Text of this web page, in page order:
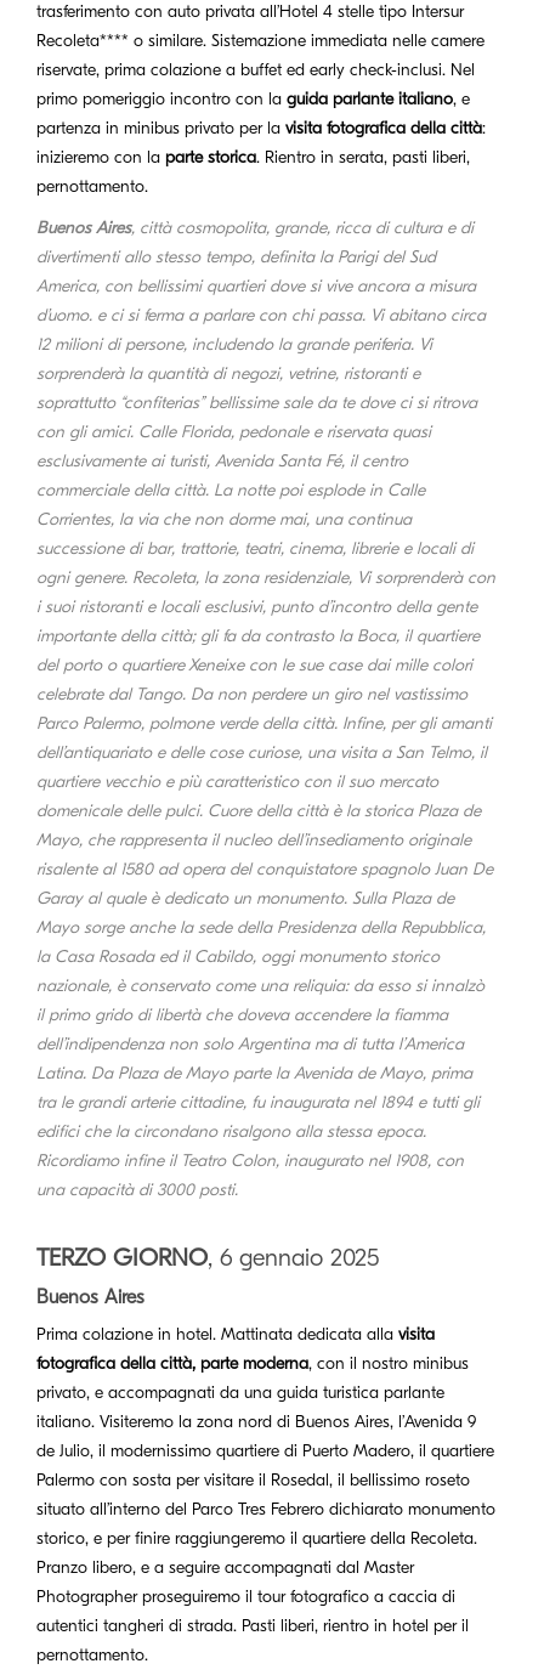
trasferimento con auto privata all’Hotel 4 stelle tipo Intersur
Recoleta**** o similare. Sistemazione immediata nelle camere
riservate, prima colazione a buffet ed early check-inclusi. Nel
primo pomeriggio incontro con la guida parlante italiano, e
partenza in minibus privato per la visita fotografica della città:
inizieremo con la parte storica. Rientro in serata, pasti liberi,
pernottamento.
Buenos Aires, città cosmopolita, grande, ricca di cultura e di
divertimenti allo stesso tempo, definita la Parigi del Sud
America, con bellissimi quartieri dove si vive ancora a misura
d’uomo. e ci si ferma a parlare con chi passa. Vi abitano circa
12 milioni di persone, includendo la grande periferia. Vi
sorprenderà la quantità di negozi, vetrine, ristoranti e
soprattutto “confiterias” bellissime sale da te dove ci si ritrova
con gli amici. Calle Florida, pedonale e riservata quasi
esclusivamente ai turisti, Avenida Santa Fé, il centro
commerciale della città. La notte poi esplode in Calle
Corrientes, la via che non dorme mai, una continua
successione di bar, trattorie, teatri, cinema, librerie e locali di
ogni genere. Recoleta, la zona residenziale, Vi sorprenderà con
i suoi ristoranti e locali esclusivi, punto d’incontro della gente
importante della città; gli fa da contrasto la Boca, il quartiere
del porto o quartiere Xeneixe con le sue case dai mille colori
celebrate dal Tango. Da non perdere un giro nel vastissimo
Parco Palermo, polmone verde della città. Infine, per gli amanti
dell’antiquariato e delle cose curiose, una visita a San Telmo, il
quartiere vecchio e più caratteristico con il suo mercato
domenicale delle pulci. Cuore della città è la storica Plaza de
Mayo, che rappresenta il nucleo dell’insediamento originale
risalente al 1580 ad opera del conquistatore spagnolo Juan De
Garay al quale è dedicato un monumento. Sulla Plaza de
Mayo sorge anche la sede della Presidenza della Repubblica,
la Casa Rosada ed il Cabildo, oggi monumento storico
nazionale, è conservato come una reliquia: da esso si innalzò
il primo grido di libertà che doveva accendere la fiamma
dell’indipendenza non solo Argentina ma di tutta l’America
Latina. Da Plaza de Mayo parte la Avenida de Mayo, prima
tra le grandi arterie cittadine, fu inaugurata nel 1894 e tutti gli
edifici che la circondano risalgono alla stessa epoca.
Ricordiamo infine il Teatro Colon, inaugurato nel 1908, con
una capacità di 3000 posti.
TERZO GIORNO, 6 gennaio 2025
Buenos Aires
Prima colazione in hotel. Mattinata dedicata alla visita
fotografica della città, parte moderna, con il nostro minibus
privato, e accompagnati da una guida turistica parlante
italiano. Visiteremo la zona nord di Buenos Aires, l’Avenida 9
de Julio, il modernissimo quartiere di Puerto Madero, il quartiere
Palermo con sosta per visitare il Rosedal, il bellissimo roseto
situato all’interno del Parco Tres Febrero dichiarato monumento
storico, e per finire raggiungeremo il quartiere della Recoleta.
Pranzo libero, e a seguire accompagnati dal Master
Photographer proseguiremo il tour fotografico a caccia di
autentici tangheri di strada. Pasti liberi, rientro in hotel per il
pernottamento.